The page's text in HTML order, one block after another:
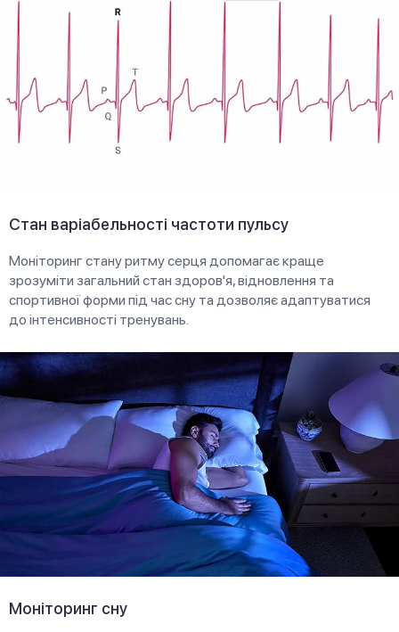
Стан варіабельності частоти пульсу
Моніторинг стану ритму серця допомагає краще
зрозуміти загальний стан здоров'я, відновлення та
спортивної форми під час сну та дозволяє адаптуватися
до інтенсивності тренувань.
Моніторинг сну